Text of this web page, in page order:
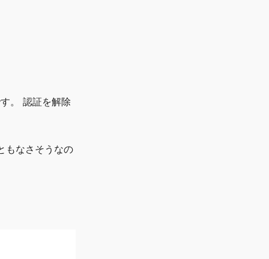
。 認証を解除
もなさそうなの